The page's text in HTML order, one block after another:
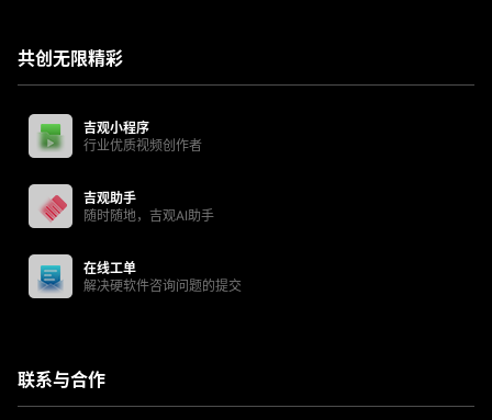
共创无限精彩
吉观小程序
行业优质视频创作者
吉观助手
随时随地，吉观AI助手
在线工单
解决硬软件咨询问题的提交
联系与合作